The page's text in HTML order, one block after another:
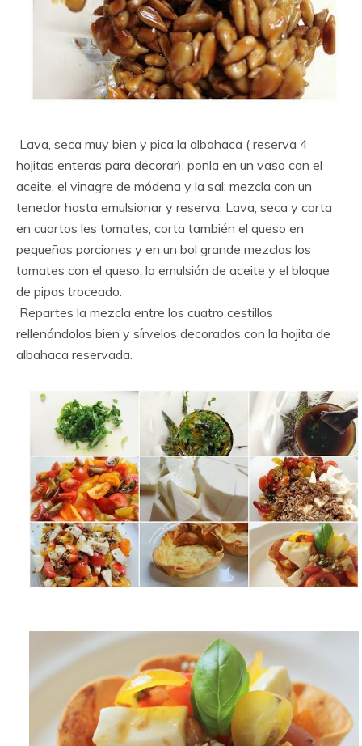
Lava, seca muy bien y pica la albahaca ( reserva 4
hojitas enteras para decorar), ponla en un vaso con el
aceite, el vinagre de módena y la sal; mezcla con un
tenedor hasta emulsionar y reserva. Lava, seca y corta
en cuartos les tomates, corta también el queso en
pequeñas porciones y en un bol grande mezclas los
tomates con el queso, la emulsión de aceite y el bloque
de pipas troceado.
Repartes la mezcla entre los cuatro cestillos
rellenándolos bien y sírvelos decorados con la hojita de
albahaca reservada.